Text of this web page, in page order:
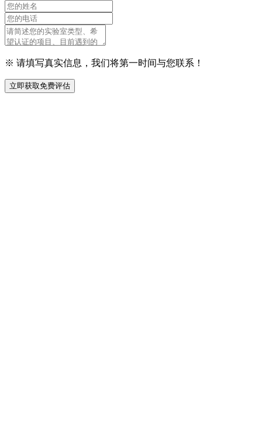
※ 请填写真实信息，我们将第一时间与您联系！
立即获取免费评估